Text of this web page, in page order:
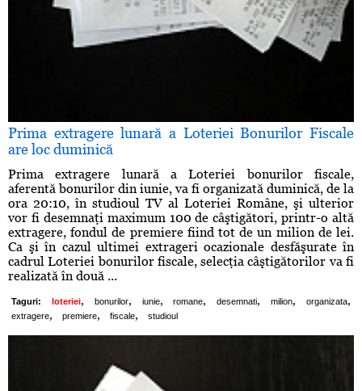
Prima extragere lunară a Loteriei Bonurilor Fiscale
are loc duminică
Prima extragere lunară a Loteriei bonurilor fiscale,
aferentă bonurilor din iunie, va fi organizată duminică, de la
ora 20:10, în studioul TV al Loteriei Române, şi ulterior
vor fi desemnaţi maximum 100 de câştigători, printr-o altă
extragere, fondul de premiere fiind tot de un milion de lei.
Ca şi în cazul ultimei extrageri ocazionale desfăşurate în
cadrul Loteriei bonurilor fiscale, selecţia câştigătorilor va fi
realizată în două ...
Taguri: loteriei, bonurilor, iunie, romane, desemnati, milion, organizata,
extragere, premiere, fiscale, studioul